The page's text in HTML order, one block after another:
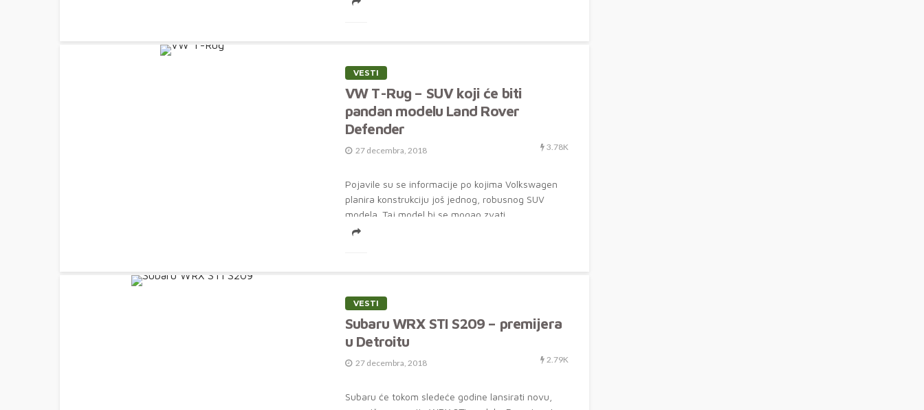
VESTI
VW T-Rug – SUV koji će biti
pandan modelu Land Rover
Defender
27 decembra, 2018 3.78K
Pojavile su se informacije po kojima Volkswagen
planira konstrukciju još jednog, robusnog SUV
modela. Taj model bi se mogao zvati...
VESTI
Subaru WRX STI S209 – premijera
u Detroitu
27 decembra, 2018 2.79K
Subaru će tokom sledeće godine lansirati novu,